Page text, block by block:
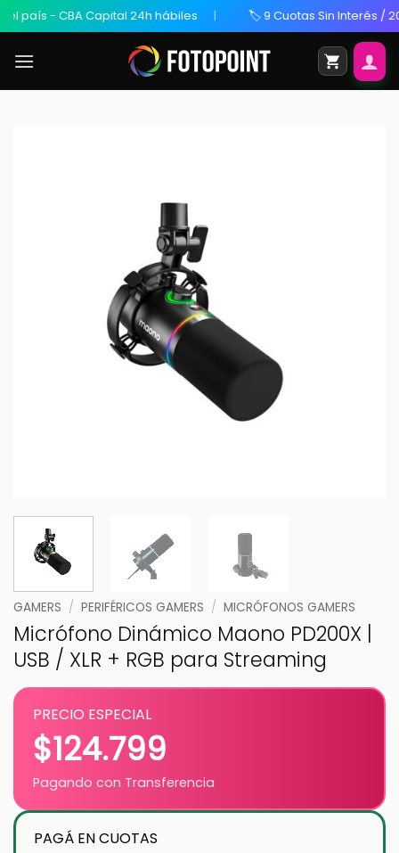
- CBA Capital 24h hábiles 🏷️ 9 Cuotas Sin Interés / 20%
GAMERS / PERIFÉRICOS GAMERS / MICRÓFONOS GAMERS
Micrófono Dinámico Maono PD200X |
USB / XLR + RGB para Streaming
PRECIO ESPECIAL
$124.799
Pagando con Transferencia
PAGÁ EN CUOTAS